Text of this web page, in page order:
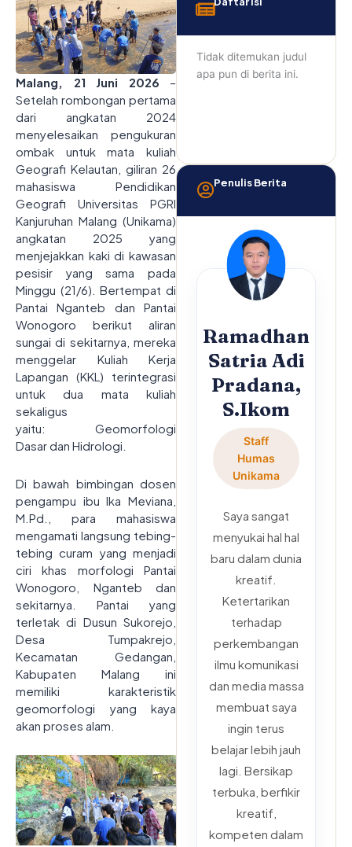
Malang, 21 Juni 2026 –
Setelah rombongan pertama
dari angkatan 2024
menyelesaikan pengukuran
ombak untuk mata kuliah
Geografi Kelautan, giliran 26
mahasiswa Pendidikan
Geografi Universitas PGRI
Kanjuruhan Malang (Unikama)
angkatan 2025 yang
menjejakkan kaki di kawasan
pesisir yang sama pada
Minggu (21/6). Bertempat di
Pantai Nganteb dan Pantai
Wonogoro berikut aliran
sungai di sekitarnya, mereka
menggelar Kuliah Kerja
Lapangan (KKL) terintegrasi
untuk dua mata kuliah
sekaligus
yaitu: Geomorfologi
Dasar dan Hidrologi.
Di bawah bimbingan dosen
pengampu ibu Ika Meviana,
M.Pd., para mahasiswa
mengamati langsung tebing-
tebing curam yang menjadi
ciri khas morfologi Pantai
Wonogoro, Nganteb dan
sekitarnya. Pantai yang
terletak di Dusun Sukorejo,
Desa Tumpakrejo,
Kecamatan Gedangan,
Kabupaten Malang ini
memiliki karakteristik
geomorfologi yang kaya
akan proses alam.
Tidak ditemukan judul
apa pun di berita ini.
Penulis Berita
Ramadhan
Satria Adi
Pradana,
S.Ikom
Staff
Humas
Unikama
Saya sangat
menyukai hal hal
baru dalam dunia
kreatif.
Ketertarikan
terhadap
perkembangan
ilmu komunikasi
dan media massa
membuat saya
ingin terus
belajar lebih jauh
lagi. Bersikap
terbuka, berfikir
kreatif,
kompeten dalam